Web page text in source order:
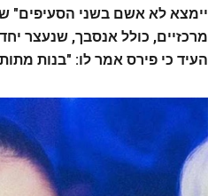
יימצא לא אשם בשני הסעיפים"
מרכזיים, כולל אנסבך, שנעצר
העיד כי פירס אמר לו: "בנות